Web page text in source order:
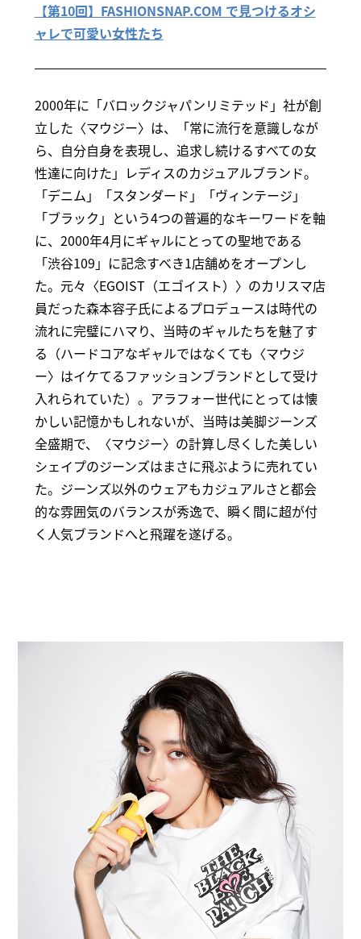
【第10回】FASHIONSNAP.COM で見つけるオシ
ャレで可愛い女性たち
2000年に「バロックジャパンリミテッド」社が創
立した〈マウジー〉は、「常に流行を意識しなが
ら、自分自身を表現し、追求し続けるすべての女
性達に向けた」レディスのカジュアルブランド。
「デニム」「スタンダード」「ヴィンテージ」
「ブラック」という4つの普遍的なキーワードを軸
に、2000年4月にギャルにとっての聖地である
「渋谷109」に記念すべき1店舗めをオープンし
た。元々〈EGOIST（エゴイスト）〉のカリスマ店
員だった森本容子氏によるプロデュースは時代の
流れに完璧にハマり、当時のギャルたちを魅了す
る（ハードコアなギャルではなくても〈マウジ
ー〉はイケてるファッションブランドとして受け
入れられていた）。アラフォー世代にとっては懐
かしい記憶かもしれないが、当時は美脚ジーンズ
全盛期で、〈マウジー〉の計算し尽くした美しい
シェイプのジーンズはまさに飛ぶように売れてい
た。ジーンズ以外のウェアもカジュアルさと都会
的な雰囲気のバランスが秀逸で、瞬く間に超が付
く人気ブランドへと飛躍を遂げる。